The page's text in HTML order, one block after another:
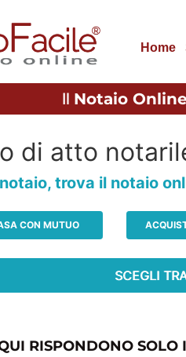
Home
Il Notaio Online
di atto
trova il notaio
CON MUTUO
RISPONDONO SOLO